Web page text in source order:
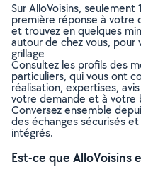
Sur AlloVoisins,
première réponse à votre
et trouvez en quelques
autour de chez vous,
grillage
Consultez les profils des
particuliers, qui vous ont
réalisation, expertises,
votre demande et à votre
Conversez ensemble
des échanges sécurisés
intégrés.
Est-ce que AlloVoisins